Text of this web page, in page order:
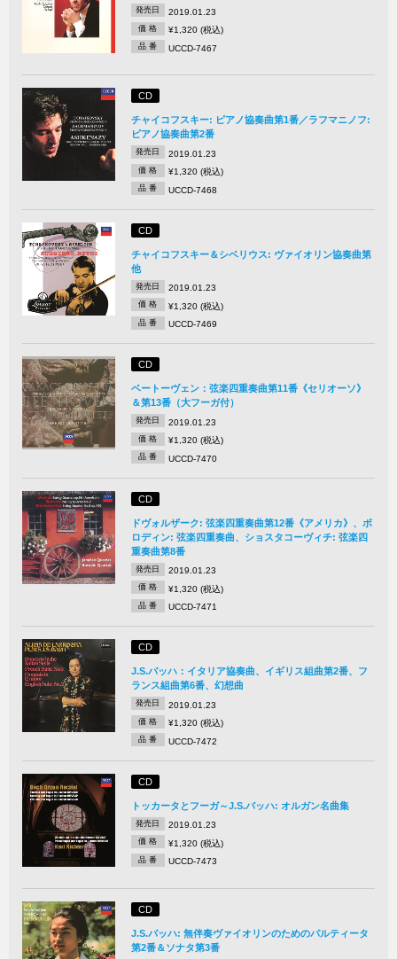
発売日 2019.01.23
価 格 ¥1,320 (税込)
品 番 UCCD-7467
CD
チャイコフスキー: ピアノ協奏曲第1番／ラフマニノフ:
ピアノ協奏曲第2番
発売日 2019.01.23
価 格 ¥1,320 (税込)
品 番 UCCD-7468
CD
チャイコフスキー＆シベリウス: ヴァイオリン協奏曲第
他
発売日 2019.01.23
価 格 ¥1,320 (税込)
品 番 UCCD-7469
CD
ベートーヴェン：弦楽四重奏曲第11番《セリオーソ》
＆第13番（大フーガ付）
発売日 2019.01.23
価 格 ¥1,320 (税込)
品 番 UCCD-7470
CD
ドヴォルザーク: 弦楽四重奏曲第12番《アメリカ》、ボ
ロディン: 弦楽四重奏曲、ショスタコーヴィチ: 弦楽四
重奏曲第8番
発売日 2019.01.23
価 格 ¥1,320 (税込)
品 番 UCCD-7471
CD
J.S.バッハ：イタリア協奏曲、イギリス組曲第2番、フ
ランス組曲第6番、幻想曲
発売日 2019.01.23
価 格 ¥1,320 (税込)
品 番 UCCD-7472
CD
トッカータとフーガ～J.S.バッハ: オルガン名曲集
発売日 2019.01.23
価 格 ¥1,320 (税込)
品 番 UCCD-7473
CD
J.S.バッハ: 無伴奏ヴァイオリンのためのパルティータ
第2番＆ソナタ第3番